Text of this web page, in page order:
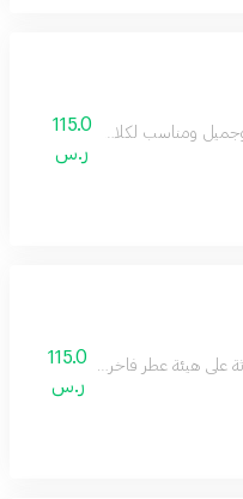
ومناسب لكلا الجنسين عطر
115.0
ر.س
على هيئة عطر فاخر مزيج من
115.0
ر.س